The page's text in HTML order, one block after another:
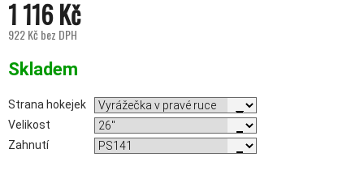
1 116 Kč
922 Kč bez DPH
Skladem
Strana hokejek
Velikost
Zahnutí